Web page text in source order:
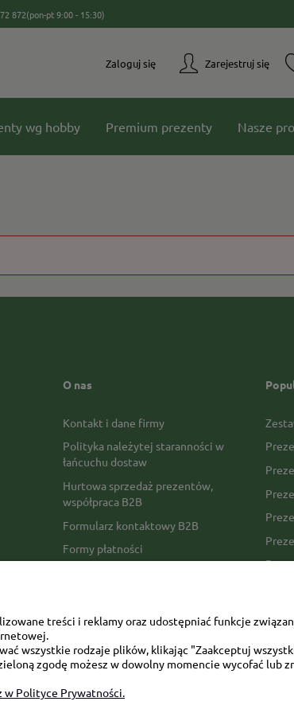
872(pon-pt 9:00 - 15:30)
Zarejestruj się
Zaloguj się
wg hobby Premium prezenty Nasze
O nas
Kontakt i dane firmy
Polityka należytej staranności w
łańcuchu dostaw
Hurtowa sprzedaż prezentów,
współpraca B2B
Formularz kontaktowy B2B
Formy płatności
Opinie Trustmate
Mapa kategorii
treści i reklamy oraz udostępniać funkcje
wszystkie rodzaje plików, klikając "Zaakceptuj
zgodę możesz w dowolny momencie wycofać lub
w Polityce Prywatności.